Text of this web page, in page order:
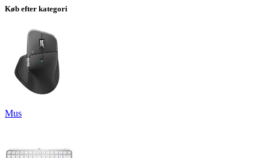
Køb efter kategori
Mus